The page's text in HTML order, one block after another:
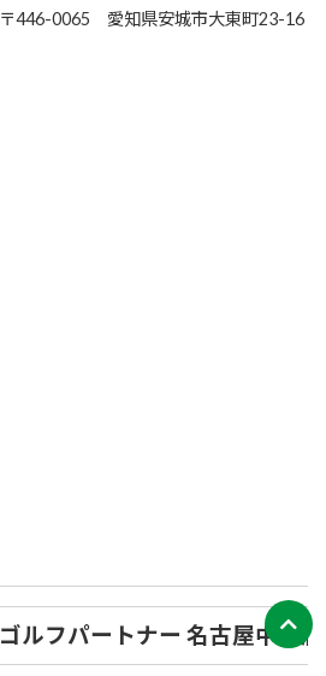
〒446-0065 愛知県安城市大東町23-16
ゴルフパートナー 名古屋中村店